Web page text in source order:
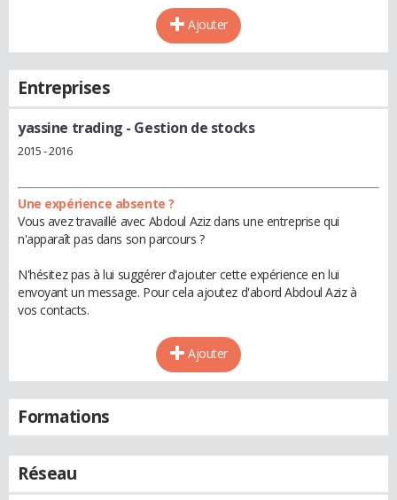
Ajouter
Entreprises
yassine trading - Gestion de stocks
2015 - 2016
Une expérience absente ?
Vous avez travaillé avec Abdoul Aziz dans une entreprise qui
n'apparaît pas dans son parcours ?
N'hésitez pas à lui suggérer d'ajouter cette expérience en lui
envoyant un message. Pour cela ajoutez d'abord Abdoul Aziz à
vos contacts.
Ajouter
Formations
Réseau